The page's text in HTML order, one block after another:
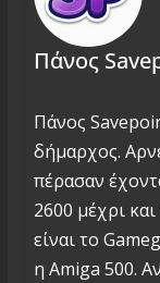
Πάνος
Πάνος
δήμαρχος.
πέρασαν
2600 μέχρι
είναι το
η Amiga 500.